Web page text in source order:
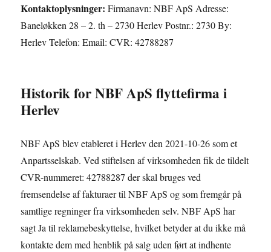
Kontaktoplysninger: Firmanavn: NBF ApS Adresse:
Baneløkken 28 – 2. th – 2730 Herlev Postnr.: 2730 By:
Herlev Telefon: Email: CVR: 42788287
Historik for NBF ApS flyttefirma i
Herlev
NBF ApS blev etableret i Herlev den 2021-10-26 som et
Anpartsselskab. Ved stiftelsen af virksomheden fik de tildelt
CVR-nummeret: 42788287 der skal bruges ved
fremsendelse af fakturaer til NBF ApS og som fremgår på
samtlige regninger fra virksomheden selv. NBF ApS har
sagt Ja til reklamebeskyttelse, hvilket betyder at du ikke må
kontakte dem med henblik på salg uden ført at indhente